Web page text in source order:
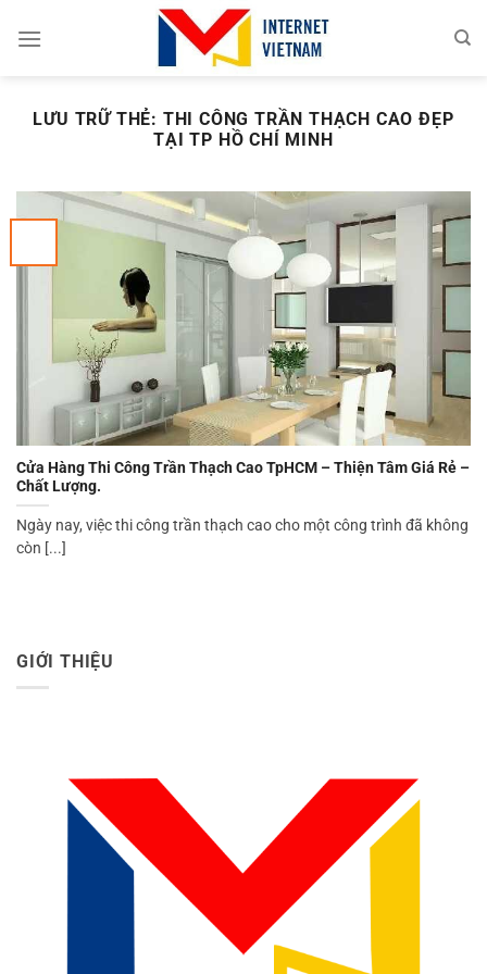
đến
LƯU TRỮ THẺ: THI CÔNG TRẦN THẠCH CAO ĐẸP
TẠI TP HỒ CHÍ MINH
Cửa Hàng Thi Công Trần Thạch Cao TpHCM – Thiện Tâm Giá Rẻ –
Chất Lượng.
Ngày nay, việc thi công trần thạch cao cho một công trình đã không
còn [...]
GIỚI THIỆU